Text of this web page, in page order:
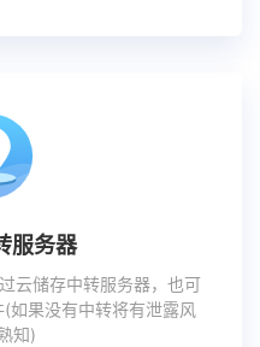
服务器
云储存中转服务器，也可
如果没有中转将有泄露风
知)